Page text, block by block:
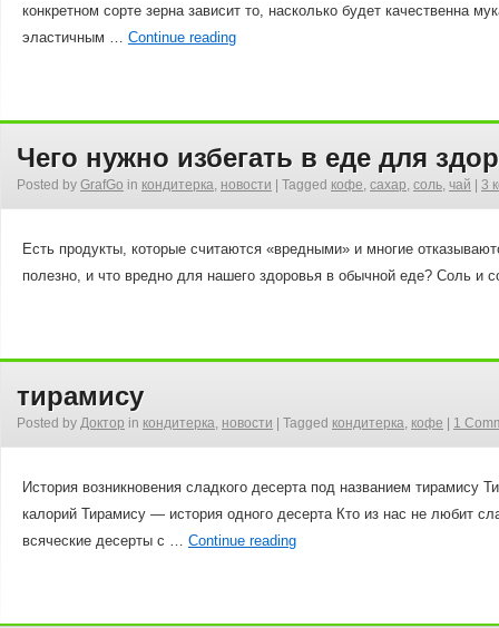
конкретном сорте зерна зависит то, насколько будет качественна
эластичным … Continue reading
Чего нужно избегать в еде для
Posted by GrafGo in кондитерка, новости Tagged кофе, сахар, соль, чай 3
Есть продукты, которые считаются «вредными» и многие
полезно, и что вредно для нашего здоровья в обычной еде? Соль
тирамису
Posted by Доктор in кондитерка, новости Tagged кондитерка, кофе 1
История возникновения сладкого десерта под названием
калорий Тирамису — история одного десерта Кто из нас не любит
всяческие десерты с … Continue reading